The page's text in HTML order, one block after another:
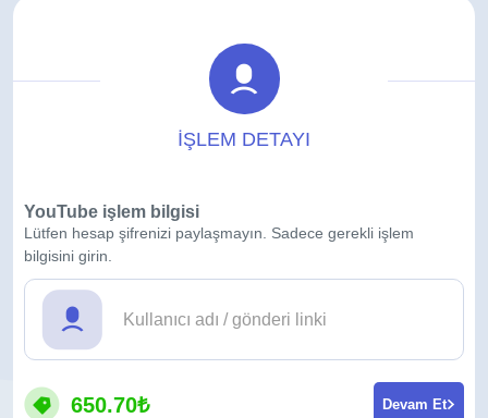
İŞLEM DETAYI
YouTube işlem bilgisi
Lütfen hesap şifrenizi paylaşmayın. Sadece gerekli işlem
bilgisini girin.
650.70₺ Devam Et